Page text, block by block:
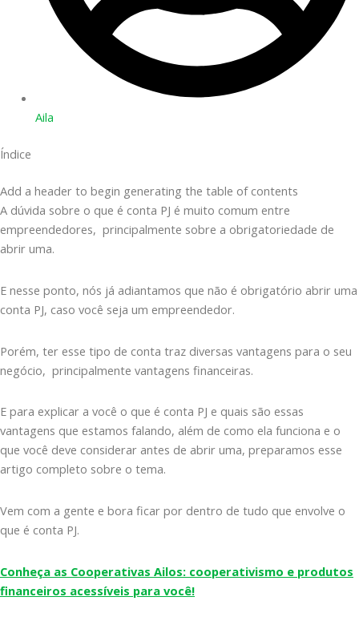
Aila
Índice
Add a header to begin generating the table of contents
A dúvida sobre o que é conta PJ é muito comum entre
empreendedores, principalmente sobre a obrigatoriedade de
abrir uma.
E nesse ponto, nós já adiantamos que não é obrigatório abrir uma
conta PJ, caso você seja um empreendedor.
Porém, ter esse tipo de conta traz diversas vantagens para o seu
negócio, principalmente vantagens financeiras.
E para explicar a você o que é conta PJ e quais são essas
vantagens que estamos falando, além de como ela funciona e o
que você deve considerar antes de abrir uma, preparamos esse
artigo completo sobre o tema.
Vem com a gente e bora ficar por dentro de tudo que envolve o
que é conta PJ.
Conheça as Cooperativas Ailos: cooperativismo e produtos
financeiros acessíveis para você!